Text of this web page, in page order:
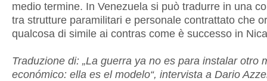
medio termine. In Venezuela si può tradurre in una
tra strutture paramilitari e personale contrattato che
qualcosa di simile ai contras come è successo in
Traduzione di: „La guerra ya no es para instalar otro
económico: ella es el modelo“, intervista a Dario